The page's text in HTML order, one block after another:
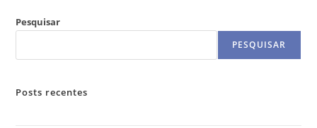
Pesquisar
PESQUISAR
Posts recentes